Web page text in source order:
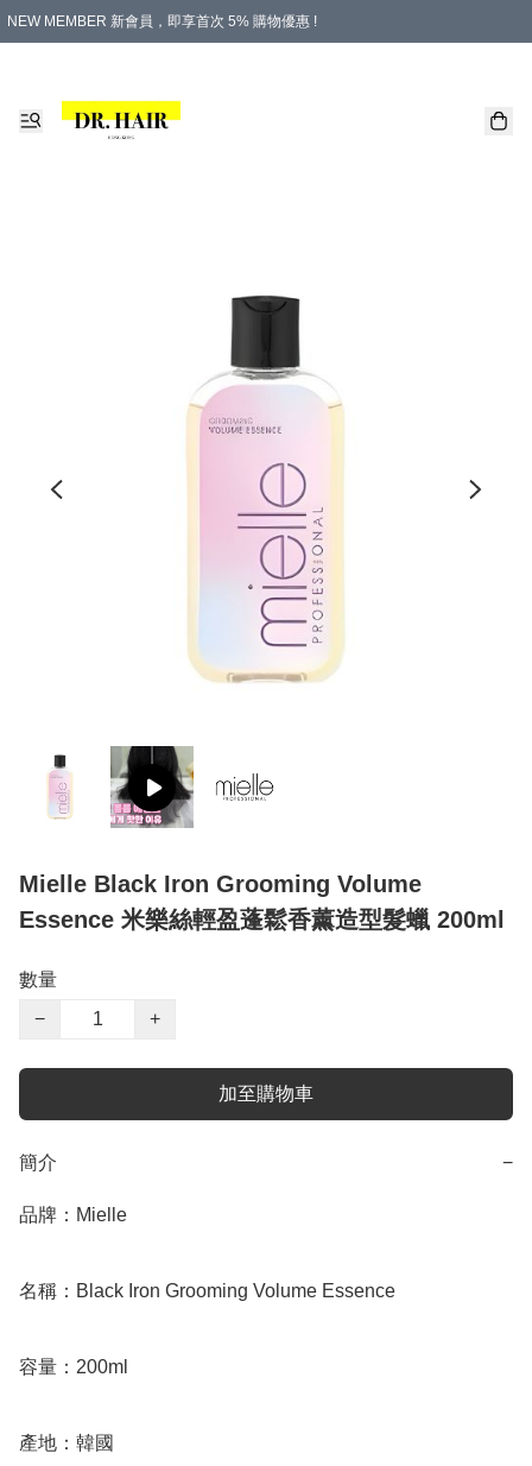
NEW MEMBER 新會員，即享首次 5% 購物優惠 !
Mielle Black Iron Grooming Volume
Essence 米樂絲輕盈蓬鬆香薰造型髮蠟 200ml
數量
−
+
加至購物車
簡介 −
品牌：Mielle
名稱：Black Iron Grooming Volume Essence
容量：200ml
產地：韓國